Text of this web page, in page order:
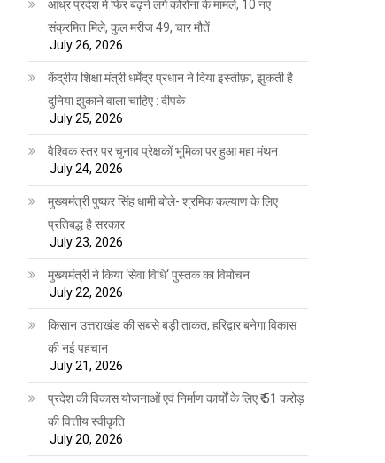
आंध्र प्रदेश में फिर बढ़ने लगे कोरोना के मामले, 10 नए
संक्रमित मिले, कुल मरीज 49, चार मौतें
July 26, 2026
केंद्रीय शिक्षा मंत्री धर्मेंद्र प्रधान ने दिया इस्तीफ़ा, झुकती है
दुनिया झुकाने वाला चाहिए : दीपके
July 25, 2026
वैश्विक स्तर पर चुनाव प्रेक्षकों भूमिका पर हुआ महा मंथन
July 24, 2026
मुख्यमंत्री पुष्कर सिंह धामी बोले- श्रमिक कल्याण के लिए
प्रतिबद्ध है सरकार
July 23, 2026
मुख्यमंत्री ने किया ‘सेवा विधि‘ पुस्तक का विमोचन
July 22, 2026
किसान उत्तराखंड की सबसे बड़ी ताकत, हरिद्वार बनेगा विकास
की नई पहचान
July 21, 2026
प्रदेश की विकास योजनाओं एवं निर्माण कार्यों के लिए ₹ 51 करोड़
की वित्तीय स्वीकृति
July 20, 2026